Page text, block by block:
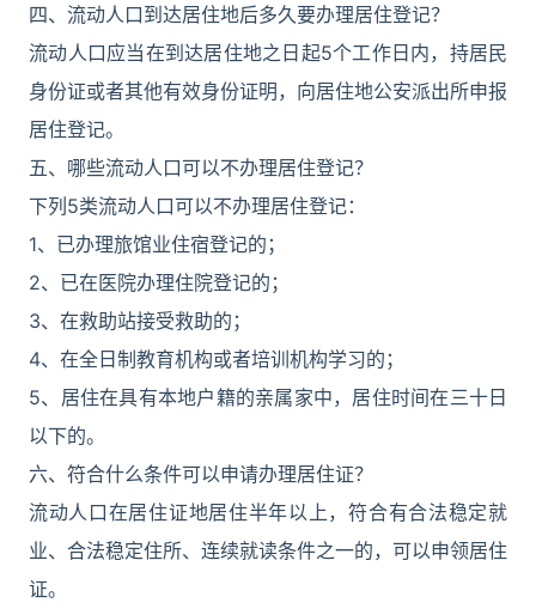
四、流动人口到达居住地后多久要办理居住登记？
流动人口应当在到达居住地之日起5个工作日内，持居民
身份证或者其他有效身份证明，向居住地公安派出所申报
居住登记。
五、哪些流动人口可以不办理居住登记？
下列5类流动人口可以不办理居住登记：
1、已办理旅馆业住宿登记的；
2、已在医院办理住院登记的；
3、在救助站接受救助的；
4、在全日制教育机构或者培训机构学习的；
5、居住在具有本地户籍的亲属家中，居住时间在三十日
以下的。
六、符合什么条件可以申请办理居住证？
流动人口在居住证地居住半年以上，符合有合法稳定就
业、合法稳定住所、连续就读条件之一的，可以申领居住
证。